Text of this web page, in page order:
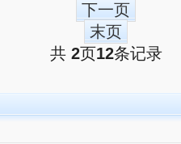
下一页
末页
共 2页12条记录